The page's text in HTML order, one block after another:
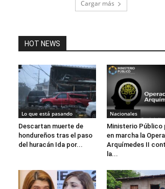
Cargar más
HOT NEWS
Lo que está pasando
Descartan muerte de
hondureños tras el paso
del huracán Ida por...
Nacionales
Ministerio Público
en marcha la
Arquímedes II
la...